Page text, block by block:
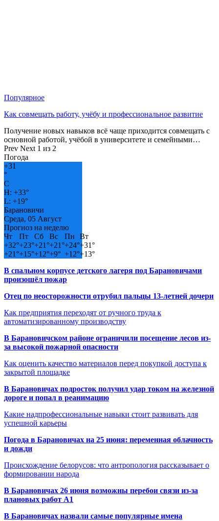
Популярное
Как совмещать работу, учёбу и профессиональное развитие
Получение новых навыков всё чаще приходится совмещать с
основной работой, учёбой в университете и семейными…
Prev Next 1 из 2
Погода
+31
°
C
H: +33°
L: +19°
Барановичи
Среда, 05 Август
Прогноз на неделю
Чт
Пт Сб Вс Пн
Вт
+32°+23°+21°+21°+24°+31°
+21°+15°+12°+9° +12°+13°
В спальном корпусе детского лагеря под Барановичами
произошёл пожар
Отец по неосторожности отрубил пальцы 13-летней дочери
Как предприятия переходят от ручного труда к
автоматизированному производству
В Барановичском районе ограничили посещение лесов из-
за высокой пожарной опасности
Как оценить качество материалов перед покупкой доступа к
закрытой площадке
В Барановичах подросток получил удар током на железной
дороге и попал в реанимацию
Какие надпрофессиональные навыки стоит развивать для
успешной карьеры
Погода в Барановичах на 25 июня: переменная облачность
и дожди
Происхождение белорусов: что антропология рассказывает о
формировании народа
В Барановичах 26 июня возможны перебои связи из-за
плановых работ A1
В Барановичах назвали самые популярные имена